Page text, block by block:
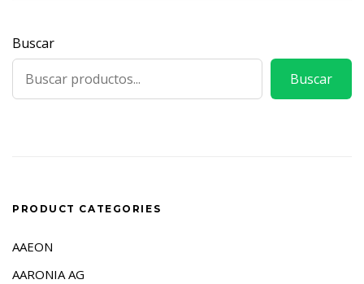
Buscar
Buscar
PRODUCT CATEGORIES
AAEON
AARONIA AG